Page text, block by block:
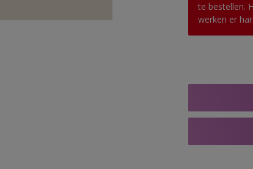
te bestellen.
werken er